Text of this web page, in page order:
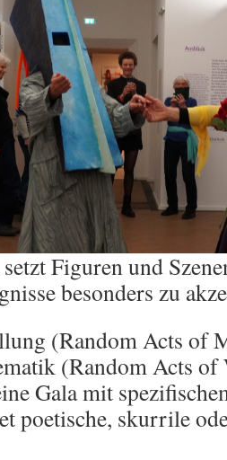
Figuren und
besonders zu
(Random Acts of
(Random Acts of
Gala mit
poetische, skurrile